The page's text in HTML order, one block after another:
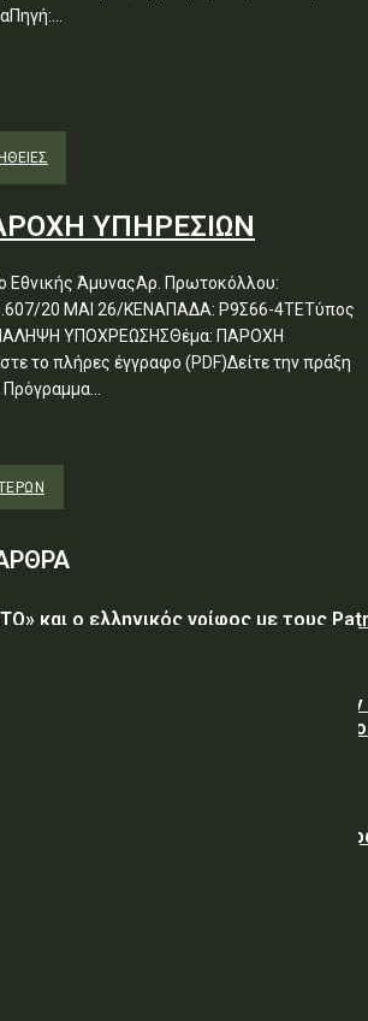
ΥΠΗΡΕΣΙΩΝ
Εθνικής ΆμυναςΑρ. Πρωτοκόλλου:
20 ΜΑΙ 26/ΚΕΝΑΠΑΔΑ: Ρ9Σ66-4ΤΕΤύπος
ΥΠΟΧΡΕΩΣΗΣΘέμα: ΠΑΡΟΧΗ
το πλήρες έγγραφο (PDF)Δείτε την πράξη
και ο ελληνικός γρίφος με τους
τον αποκλεισμό των
οι ΗΠΑ αποδεχθούν “όλους” τους
το ειρηνευτικό σχέδιο του